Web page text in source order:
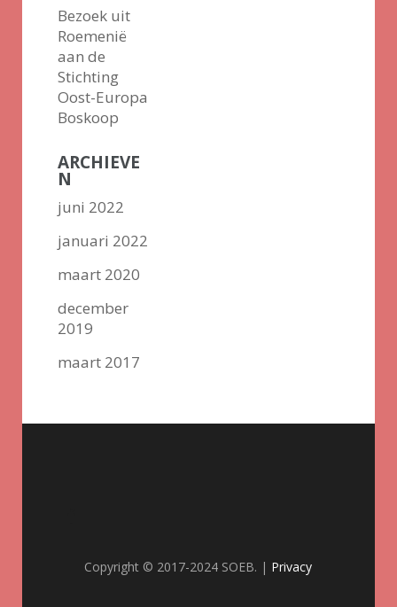
Bezoek uit
Roemenië
aan de
Stichting
Oost-Europa
Boskoop
ARCHIEVE
N
juni 2022
januari 2022
maart 2020
december
2019
maart 2017
Copyright © 2017-2024 SOEB. | Privacy